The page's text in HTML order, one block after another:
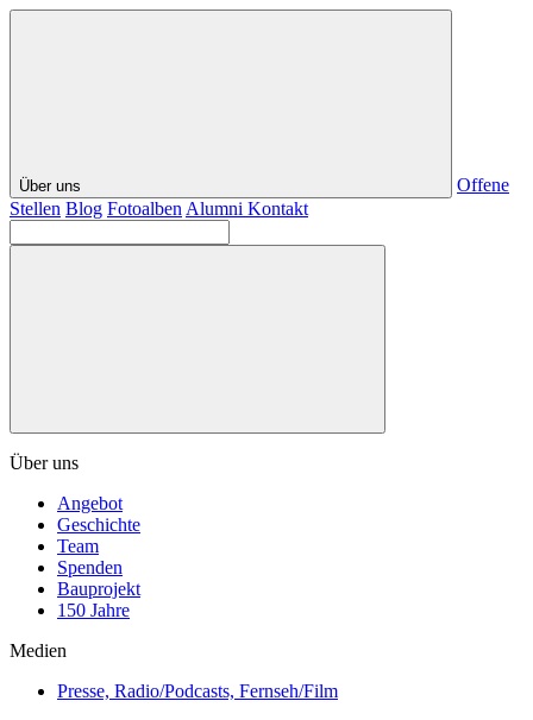
Über uns
Offene
Stellen Blog Fotoalben Alumni Kontakt
Über uns
Angebot
Geschichte
Team
Spenden
Bauprojekt
150 Jahre
Medien
Presse, Radio/Podcasts, Fernseh/Film